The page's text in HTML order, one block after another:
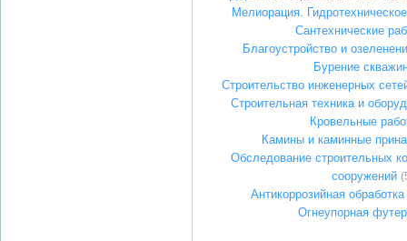
Мелиорация.
Сантехнические
Благоустройство и
Бурение
Строительство инженерных
Строительная техника и
Кровельные
Камины и каминные
Обследование строительных
сооружений
Антикоррозийная
Огнеупорная